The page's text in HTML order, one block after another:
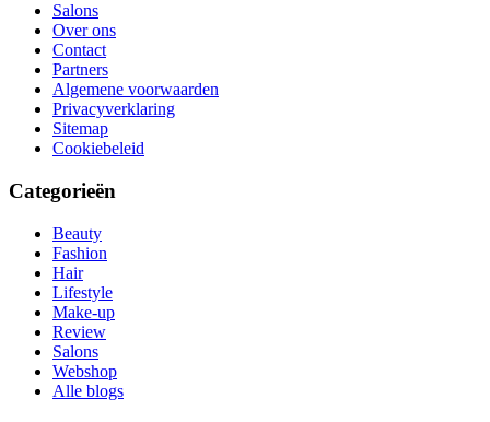
Salons
Over ons
Contact
Partners
Algemene voorwaarden
Privacyverklaring
Sitemap
Cookiebeleid
Categorieën
Beauty
Fashion
Hair
Lifestyle
Make-up
Review
Salons
Webshop
Alle blogs